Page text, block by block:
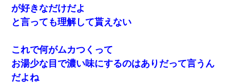
が好きなだけだよ
と言っても理解して貰えない
これで何がムカつくって
お湯少な目で濃い味にするのはありだって言うん
だよね